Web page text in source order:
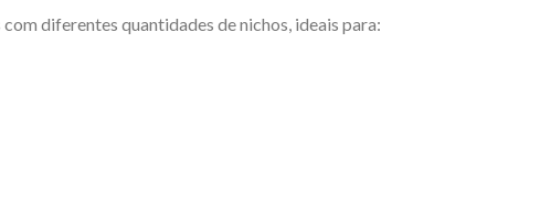
diferentes quantidades de nichos, ideais para: